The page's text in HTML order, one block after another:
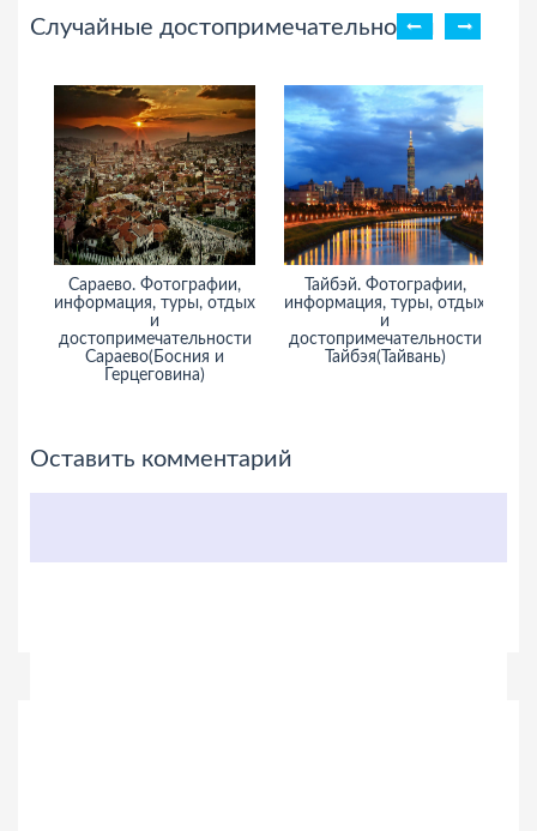
Случайные достопримечательности
Сараево. Фотографии,
информация, туры, отдых
и
достопримечательности
Сараево(Босния и
Герцеговина)
Тайбэй. Фотографии,
информация, туры, отдых
и
достопримечательности
Тайбэя(Тайвань)
Оставить комментарий